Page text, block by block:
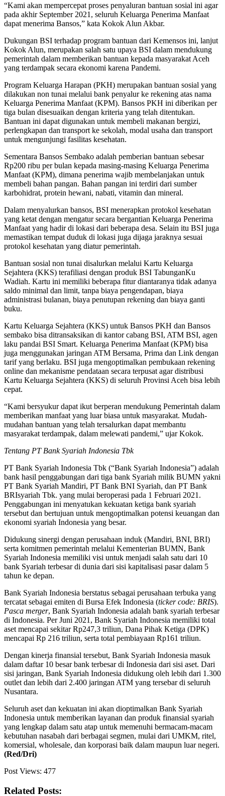
“Kami akan mempercepat proses penyaluran bantuan sosial ini agar
pada akhir September 2021, seluruh Keluarga Penerima Manfaat
dapat menerima Bansos,” kata Kokok Alun Akbar.
Dukungan BSI terhadap program bantuan dari Kemensos ini, lanjut
Kokok Alun, merupakan salah satu upaya BSI dalam mendukung
pemerintah dalam memberikan bantuan kepada masyarakat Aceh
yang terdampak secara ekonomi karena Pandemi.
Program Keluarga Harapan (PKH) merupakan bantuan sosial yang
dilakukan non tunai melalui bank penyalur ke rekening atas nama
Keluarga Penerima Manfaat (KPM). Bansos PKH ini diberikan per
tiga bulan disesuaikan dengan kriteria yang telah ditentukan.
Bantuan ini dapat digunakan untuk membeli makanan bergizi,
perlengkapan dan transport ke sekolah, modal usaha dan transport
untuk mengunjungi fasilitas kesehatan.
Sementara Bansos Sembako adalah pemberian bantuan sebesar
Rp200 ribu per bulan kepada masing-masing Keluarga Penerima
Manfaat (KPM), dimana penerima wajib membelanjakan untuk
membeli bahan pangan. Bahan pangan ini terdiri dari sumber
karbohidrat, protein hewani, nabati, vitamin dan mineral.
Dalam menyalurkan bansos, BSI menerapkan protokol kesehatan
yang ketat dengan mengatur secara bergantian Keluarga Penerima
Manfaat yang hadir di lokasi dari beberapa desa. Selain itu BSI juga
memastikan tempat duduk di lokasi juga dijaga jaraknya sesuai
protokol kesehatan yang diatur pemerintah.
Bantuan sosial non tunai disalurkan melalui Kartu Keluarga
Sejahtera (KKS) terafiliasi dengan produk BSI TabunganKu
Wadiah. Kartu ini memiliki beberapa fitur diantaranya tidak adanya
saldo minimal dan limit, tanpa biaya pengendapan, biaya
administrasi bulanan, biaya penutupan rekening dan biaya ganti
buku.
Kartu Keluarga Sejahtera (KKS) untuk Bansos PKH dan Bansos
sembako bisa ditransaksikan di kantor cabang BSI, ATM BSI, agen
laku pandai BSI Smart. Keluarga Penerima Manfaat (KPM) bisa
juga menggunakan jaringan ATM Bersama, Prima dan Link dengan
tarif yang berlaku. BSI juga mengoptimalkan pembukaan rekening
online dan mekanisme pendataan secara terpusat agar distribusi
Kartu Keluarga Sejahtera (KKS) di seluruh Provinsi Aceh bisa lebih
cepat.
“Kami bersyukur dapat ikut berperan mendukung Pemerintah dalam
memberikan manfaat yang luar biasa untuk masyarakat. Mudah-
mudahan bantuan yang telah tersalurkan dapat membantu
masyarakat terdampak, dalam melewati pandemi,” ujar Kokok.
Tentang PT Bank Syariah Indonesia Tbk
PT Bank Syariah Indonesia Tbk (“Bank Syariah Indonesia”) adalah
bank hasil penggabungan dari tiga bank Syariah milik BUMN yakni
PT Bank Syariah Mandiri, PT Bank BNI Syariah, dan PT Bank
BRIsyariah Tbk. yang mulai beroperasi pada 1 Februari 2021.
Penggabungan ini menyatukan kekuatan ketiga bank syariah
tersebut dan bertujuan untuk mengoptimalkan potensi keuangan dan
ekonomi syariah Indonesia yang besar.
Didukung sinergi dengan perusahaan induk (Mandiri, BNI, BRI)
serta komitmen pemerintah melalui Kementerian BUMN, Bank
Syariah Indonesia memiliki visi untuk menjadi salah satu dari 10
bank Syariah terbesar di dunia dari sisi kapitalisasi pasar dalam 5
tahun ke depan.
Bank Syariah Indonesia berstatus sebagai perusahaan terbuka yang
tercatat sebagai emiten di Bursa Efek Indonesia (ticker code: BRIS).
Pasca merger, Bank Syariah Indonesia adalah bank syariah terbesar
di Indonesia. Per Juni 2021, Bank Syariah Indonesia memiliki total
aset mencapai sekitar Rp247,3 triliun, Dana Pihak Ketiga (DPK)
mencapai Rp 216 triliun, serta total pembiayaan Rp161 triliun.
Dengan kinerja finansial tersebut, Bank Syariah Indonesia masuk
dalam daftar 10 besar bank terbesar di Indonesia dari sisi aset. Dari
sisi jaringan, Bank Syariah Indonesia didukung oleh lebih dari 1.300
outlet dan lebih dari 2.400 jaringan ATM yang tersebar di seluruh
Nusantara.
Seluruh aset dan kekuatan ini akan dioptimalkan Bank Syariah
Indonesia untuk memberikan layanan dan produk finansial syariah
yang lengkap dalam satu atap untuk memenuhi bermacam-macam
kebutuhan nasabah dari berbagai segmen, mulai dari UMKM, ritel,
komersial, wholesale, dan korporasi baik dalam maupun luar negeri.
(Red/Dri)
Post Views: 477
Related Posts: